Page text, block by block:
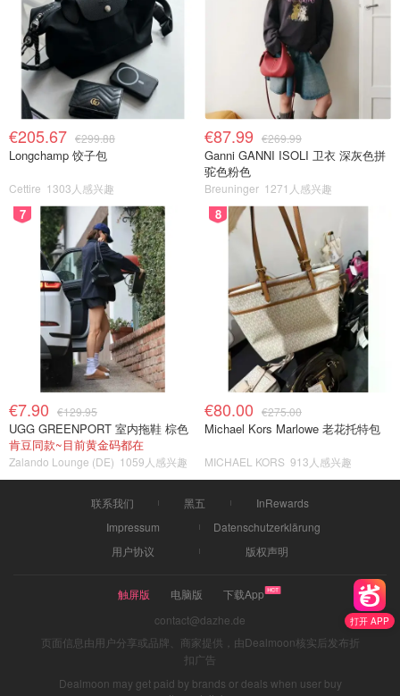
打开 APP
€205.67 €299.88
Longchamp 饺子包
Cettire 1303人感兴趣
€87.99 €269.99
Ganni GANNI ISOLI 卫衣 深灰色拼
驼色粉色
Breuninger 1271人感兴趣
7
€7.90 €129.95
UGG GREENPORT 室内拖鞋 棕色
肯豆同款~目前黄金码都在
Zalando Lounge (DE) 1059人感兴趣
8
€80.00 €275.00
Michael Kors Marlowe 老花托特包
MICHAEL KORS 913人感兴趣
联系我们 黑五
InRewards
Impressum
Datenschutzerklärung
用户协议
版权声明
触屏版 电脑版
下载App
contact@dazhe.de
页面信息由用户分享或品牌、商家提供，由Dealmoon核实后发布折
扣广告
Dealmoon may get paid by brands or deals when user buy